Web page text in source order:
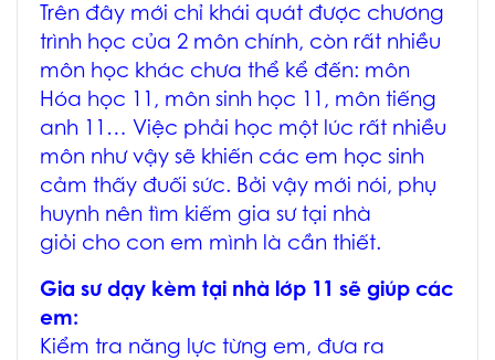
Trên đây mới chỉ khái quát được chương
trình học của 2 môn chính, còn rất nhiều
môn học khác chưa thể kể đến: môn
Hóa học 11, môn sinh học 11, môn tiếng
anh 11… Việc phải học một lúc rất nhiều
môn như vậy sẽ khiến các em học sinh
cảm thấy đuối sức. Bởi vậy mới nói, phụ
huynh nên tìm kiếm gia sư tại nhà
giỏi cho con em mình là cần thiết.
Gia sư dạy kèm tại nhà lớp 11 sẽ giúp các
em:
Kiểm tra năng lực từng em, đưa ra